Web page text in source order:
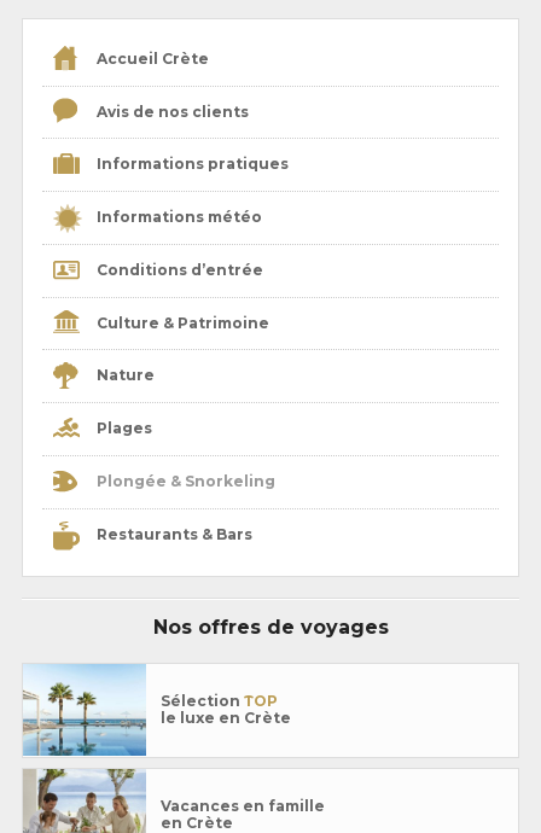
Accueil Crète
Avis de nos clients
Informations pratiques
Informations météo
Conditions d’entrée
Culture & Patrimoine
Nature
Plages
Plongée & Snorkeling
Restaurants & Bars
Nos offres de voyages
Sélection TOP
le luxe en Crète
Vacances en famille
en Crète